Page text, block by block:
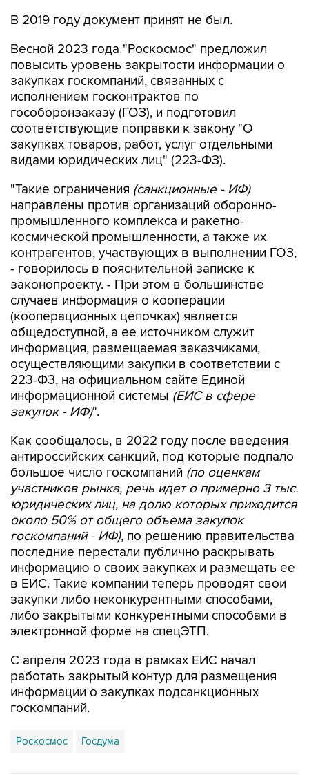
В 2019 году документ принят не был.
Весной 2023 года "Роскосмос" предложил
повысить уровень закрытости информации о
закупках госкомпаний, связанных с
исполнением госконтрактов по
гособоронзаказу (ГОЗ), и подготовил
соответствующие поправки к закону "О
закупках товаров, работ, услуг отдельными
видами юридических лиц" (223-ФЗ).
"Такие ограничения (санкционные - ИФ)
направлены против организаций оборонно-
промышленного комплекса и ракетно-
космической промышленности, а также их
контрагентов, участвующих в выполнении ГОЗ,
- говорилось в пояснительной записке к
законопроекту. - При этом в большинстве
случаев информация о кооперации
(кооперационных цепочках) является
общедоступной, а ее источником служит
информация, размещаемая заказчиками,
осуществляющими закупки в соответствии с
223-ФЗ, на официальном сайте Единой
информационной системы (ЕИС в сфере
закупок - ИФ)".
Как сообщалось, в 2022 году после введения
антироссийских санкций, под которые подпало
большое число госкомпаний (по оценкам
участников рынка, речь идет о примерно 3 тыс.
юридических лиц, на долю которых приходится
около 50% от общего объема закупок
госкомпаний - ИФ), по решению правительства
последние перестали публично раскрывать
информацию о своих закупках и размещать ее
в ЕИС. Такие компании теперь проводят свои
закупки либо неконкурентными способами,
либо закрытыми конкурентными способами в
электронной форме на спецЭТП.
С апреля 2023 года в рамках ЕИС начал
работать закрытый контур для размещения
информации о закупках подсанкционных
госкомпаний.
Роскосмос Госдума